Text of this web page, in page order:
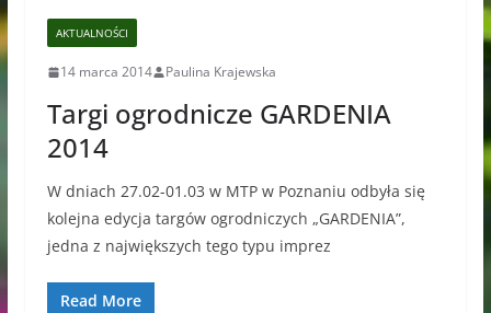
AKTUALNOŚCI
14 marca 2014 Paulina Krajewska
Targi ogrodnicze GARDENIA
2014
W dniach 27.02-01.03 w MTP w Poznaniu odbyła się
kolejna edycja targów ogrodniczych „GARDENIA”,
jedna z największych tego typu imprez
Read More